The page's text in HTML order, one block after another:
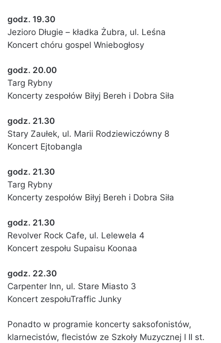
godz. 19.30
Jezioro Długie – kładka Żubra, ul. Leśna
Koncert chóru gospel Wniebogłosy
godz. 20.00
Targ Rybny
Koncerty zespołów Biłyj Bereh i Dobra Siła
godz. 21.30
Stary Zaułek, ul. Marii Rodziewiczówny 8
Koncert Ejtobangla
godz. 21.30
Targ Rybny
Koncerty zespołów Biłyj Bereh i Dobra Siła
godz. 21.30
Revolver Rock Cafe, ul. Lelewela 4
Koncert zespołu Supaisu Koonaa
godz. 22.30
Carpenter Inn, ul. Stare Miasto 3
Koncert zespołuTraffic Junky
Ponadto w programie koncerty saksofonistów,
klarnecistów, flecistów ze Szkoły Muzycznej I II st.